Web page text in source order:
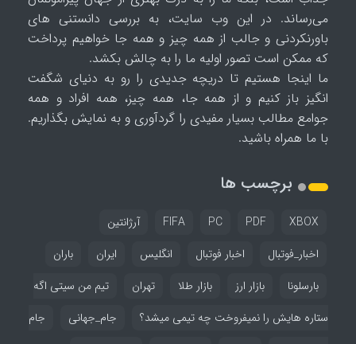
می‌رساند. در این وب سایت، به بررسی دانستنی های
باورنکردنی و جالب از همه چیز و همه جا خواهیم پرداخت
که ممکن است تصور اولیه ما را به چالش بکشد.
ما اینجا هستیم تا دریچه جدیدی را رو به دنیای شگفت
انگیز باز کنیم و از همه جا، همه چیز، همه افراد و همه
جوامع مطالب بسیار مفیدی را گردآوری و به نمایش بگذاریم.
با ما همراه باشید.
برچسب ها
FIFA PC PDF XBOX
آرژانتین
اخبار_فوتبال
اخبار فوتبال انگلیس ایران
باران
بارسلونا
بازار ارز بازار طلا تهران
تیم من سیتی اگه
ستاره هایش را نمیفروخت چه تیمی میشد؟
جام_جهانی
جام